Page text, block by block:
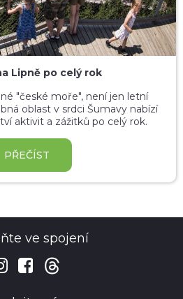
Lipně po celý rok
"české moře", není jen letní
oblast v srdci Šumavy nabízí
aktivit a zážitků po celý rok.
PŘEČÍST
ve spojení
